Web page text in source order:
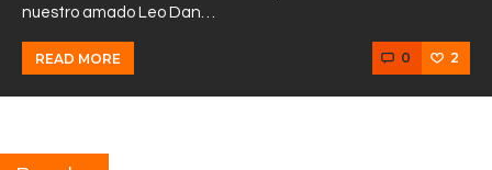
nuestro amado Leo Dan…
READ MORE 0 2